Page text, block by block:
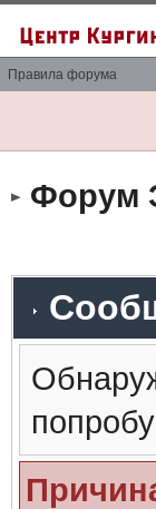
Правила форума
Форум